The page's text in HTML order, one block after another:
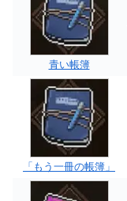
青い帳簿
「もう一冊の帳簿」